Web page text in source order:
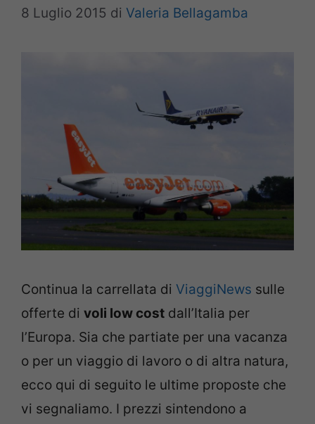
8 Luglio 2015 di Valeria Bellagamba
Continua la carrellata di ViaggiNews sulle
offerte di voli low cost dall’Italia per
l’Europa. Sia che partiate per una vacanza
o per un viaggio di lavoro o di altra natura,
ecco qui di seguito le ultime proposte che
vi segnaliamo. I prezzi sintendono a